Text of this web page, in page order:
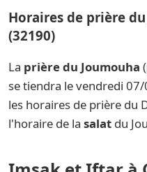
Horaires de prière
(32190)
La prière du Joumouha
se tiendra le vendredi
les horaires de prière du
l'horaire de la salat du